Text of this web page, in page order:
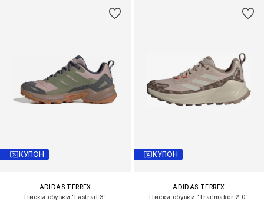
КУПОН
ADIDAS TERREX
Ниски обувки 'Eastrail 3'
КУПОН
ADIDAS TERREX
Ниски обувки 'Trailmaker 2.0'